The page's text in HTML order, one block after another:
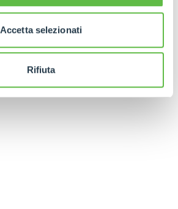
Accetta selezionati
Rifiuta